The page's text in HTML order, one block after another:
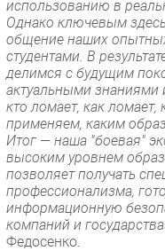
использованию в
Однако ключевым
общение наших
студентами. В
делимся с будущим
актуальными знаниями
кто ломает, как
применяем, каким
Итог — наша "боевая"
высоким уровнем
позволяет получать
профессионализма,
информационную
компаний и
Федосенко.